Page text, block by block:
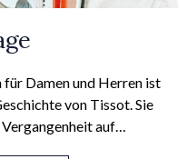
Damen und Herren ist
von Tissot. Sie
auf